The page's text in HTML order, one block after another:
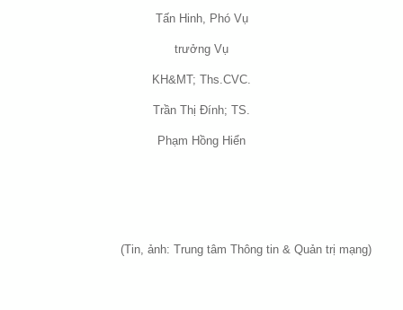
Tấn Hinh, Phó Vụ
trưởng Vụ
KH&MT; Ths.CVC.
Trần Thị Đính; TS.
Phạm Hồng Hiển
(Tin, ảnh: Trung tâm Thông tin & Quản trị mạng)